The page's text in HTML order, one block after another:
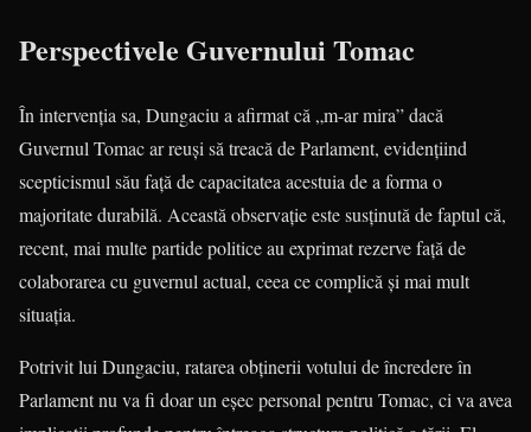
Perspectivele Guvernului Tomac
În intervenția sa, Dungaciu a afirmat că „m-ar mira” dacă
Guvernul Tomac ar reuși să treacă de Parlament, evidențiind
scepticismul său față de capacitatea acestuia de a forma o
majoritate durabilă. Această observație este susținută de faptul că,
recent, mai multe partide politice au exprimat rezerve față de
colaborarea cu guvernul actual, ceea ce complică și mai mult
situația.
Potrivit lui Dungaciu, ratarea obținerii votului de încredere în
Parlament nu va fi doar un eșec personal pentru Tomac, ci va avea